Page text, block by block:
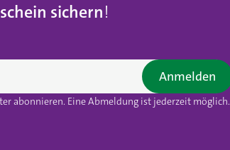
sichern!
abonnieren. Eine Abmeldung ist jederzeit möglich.
Anmelden